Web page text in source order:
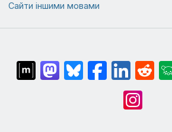
Сайти іншими мовами